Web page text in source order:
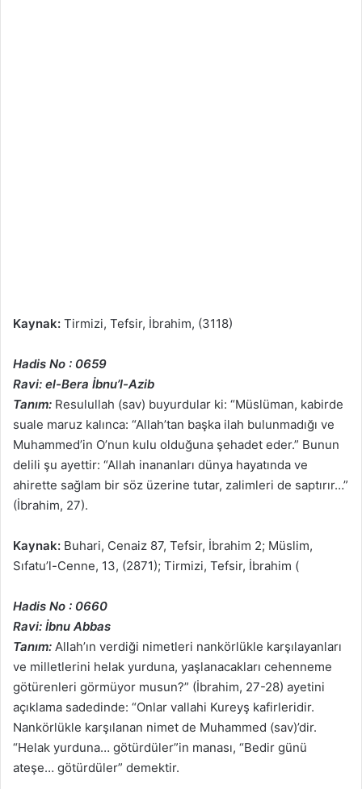
Kaynak: Tirmizi, Tefsir, İbrahim, (3118)
Hadis No : 0659
Ravi: el-Bera İbnu’l-Azib
Tanım: Resulullah (sav) buyurdular ki: “Müslüman, kabirde
suale maruz kalınca: “Allah’tan başka ilah bulunmadığı ve
Muhammed’in O’nun kulu olduğuna şehadet eder.” Bunun
delili şu ayettir: “Allah inananları dünya hayatında ve
ahirette sağlam bir söz üzerine tutar, zalimleri de saptırır…”
(İbrahim, 27).
Kaynak: Buhari, Cenaiz 87, Tefsir, İbrahim 2; Müslim,
Sıfatu’l-Cenne, 13, (2871); Tirmizi, Tefsir, İbrahim (
Hadis No : 0660
Ravi: İbnu Abbas
Tanım: Allah’ın verdiği nimetleri nankörlükle karşılayanları
ve milletlerini helak yurduna, yaşlanacakları cehenneme
götürenleri görmüyor musun?” (İbrahim, 27-28) ayetini
açıklama sadedinde: “Onlar vallahi Kureyş kafirleridir.
Nankörlükle karşılanan nimet de Muhammed (sav)’dir.
“Helak yurduna… götürdüler”in manası, “Bedir günü
ateşe… götürdüler” demektir.